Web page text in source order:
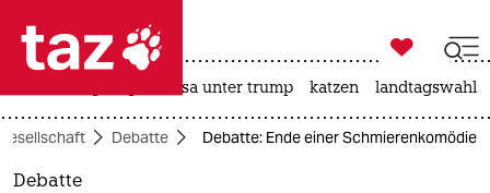
 taz zahl ich
taz zahl ich

taz zahl ich
usa unter trump katzen landtagswahl
Debatte Debatte: Ende einer Schmierenkomödie
Debatte